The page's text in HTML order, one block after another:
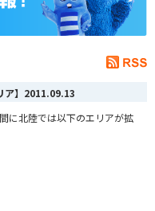
】 2011.09.13
に北陸では以下のエリアが拡